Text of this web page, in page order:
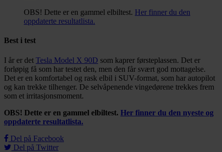
OBS! Dette er en gammel elbiltest. Her finner du den
oppdaterte resultatlista.
Best i test
I år er det Tesla Model X 90D som kaprer førsteplassen. Det er
forløpig få som har testet den, men den får svært god mottagelse.
Det er en komfortabel og rask elbil i SUV-format, som har autopilot
og kan trekke tilhenger. De selvåpenende vingedørene trekkes frem
som et irritasjonsmoment.
OBS! Dette er en gammel elbiltest. Her finner du den nyeste og
oppdaterte resultatlista.
Del på Facebook
Del på Twitter